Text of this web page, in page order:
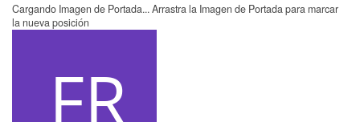
Cargando Imagen de Portada... Arrastra la Imagen de Portada para marcar
la nueva posición